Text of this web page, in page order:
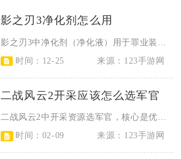
影之刃3净化剂怎么用
时间：12-25
来源：123手游网
二战风云2开采应该怎么选军官
二战风云2中开采资源选军官，核心是优先选择后勤属性初始值高、星级高的军官，搭...
时间：02-09
来源：123手游网